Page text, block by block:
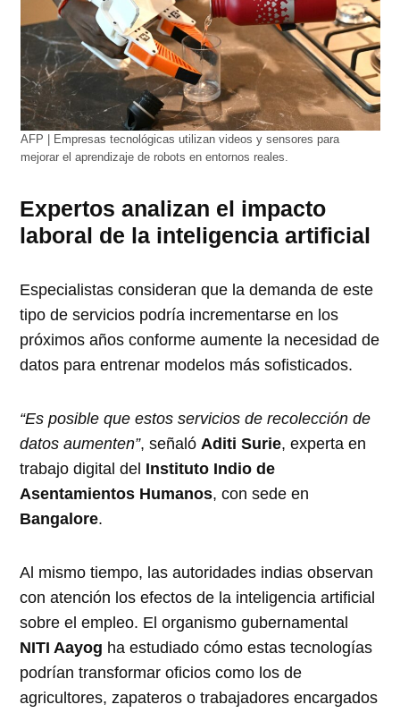
AFP | Empresas tecnológicas utilizan videos y sensores para
mejorar el aprendizaje de robots en entornos reales.
Expertos analizan el impacto
laboral de la inteligencia artificial
Especialistas consideran que la demanda de este
tipo de servicios podría incrementarse en los
próximos años conforme aumente la necesidad de
datos para entrenar modelos más sofisticados.
“Es posible que estos servicios de recolección de
datos aumenten”, señalóAditi Surie, experta en
trabajo digital del Instituto Indio de
Asentamientos Humanos, con sede en
Bangalore.
Al mismo tiempo, las autoridades indias observan
con atención los efectos de la inteligencia artificial
sobre el empleo. El organismo gubernamental
NITI Aayog ha estudiado cómo estas tecnologías
podrían transformar oficios como los de
agricultores, zapateros o trabajadores encargados